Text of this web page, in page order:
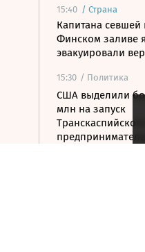
15:40 / Страна
Капитана севшей
Финском заливе
эвакуировали
15:30 / Политика
США выделили
млн на запуск